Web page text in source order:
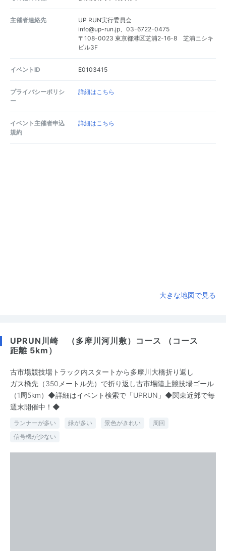
主催者連絡先
UP RUN実行委員会
info@up-run.jp、03-6722-0475
〒108-0023 東京都港区芝浦2-16-8 芝浦ニシキ
ビル3F
イベントID E0103415
プライバシーポリシ
ー
詳細はこちら
イベント主催者申込
規約
詳細はこちら
大きな地図で見る
UPRUN川崎 （多摩川河川敷）コース （コース
距離 5km）
古市場競技場トラック内スタートから多摩川大橋折り返し
ガス橋先（350メートル先）で折り返し古市場陸上競技場ゴール
（1周5km）◆詳細はイベント検索で「UPRUN」◆関東近郊で毎
週末開催中！◆
ランナーが多い 緑が多い 景色がきれい
周回
信号機が少ない